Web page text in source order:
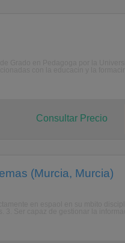
Consultar Precio
(Murcia, Murcia)